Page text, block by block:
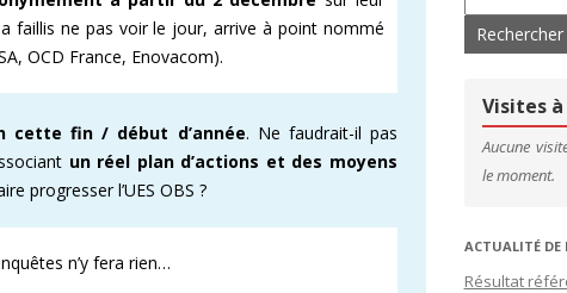
!
RÉFÉRENT AFFICHAGEORGANISER LES VISITES DE SITES
PROCHAINES VISITES DE SITES
ADMINISTRATION CANDIDATURES
CONTACTS & LIENS UTILES
CFDT – 1ER SYNDICAT DES CADRES
faillis ne pas voir le jour, arrive à point nommé
OCD France, Enovacom).
cette fin / début d’année. Ne faudrait-il pas
un réel plan d’actions et des moyens
progresser l’UES OBS ?
n’y fera rien…
Visites
Aucune
le moment.
ACTUALITÉ DE
Résultat